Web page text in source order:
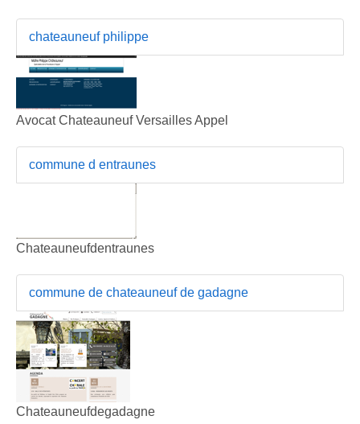
chateauneuf philippe
Avocat Chateauneuf Versailles Appel
commune d entraunes
Chateauneufdentraunes
commune de chateauneuf de gadagne
Chateauneufdegadagne